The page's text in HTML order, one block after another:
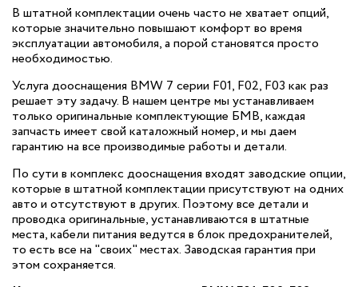
В штатной комплектации очень часто не хватает опций,
которые значительно повышают комфорт во время
эксплуатации автомобиля, а порой становятся просто
необходимостью.
Услуга дооснащения BMW 7 серии F01, F02, F03 как раз
решает эту задачу. В нашем центре мы устанавливаем
только оригинальные комплектующие БМВ, каждая
запчасть имеет свой каталожный номер, и мы даем
гарантию на все производимые работы и детали.
По сути в комплекс дооснащения входят заводские опции,
которые в штатной комплектации присутствуют на одних
авто и отсутствуют в других. Поэтому все детали и
проводка оригинальные, устанавливаются в штатные
места, кабели питания ведутся в блок предохранителей,
то есть все на "своих" местах. Заводская гарантия при
этом сохраняется.